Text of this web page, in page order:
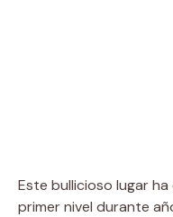
Este bullicioso lugar
primer nivel durante